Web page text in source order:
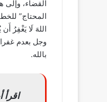
وجل بعدم
بالله.
اقرأ